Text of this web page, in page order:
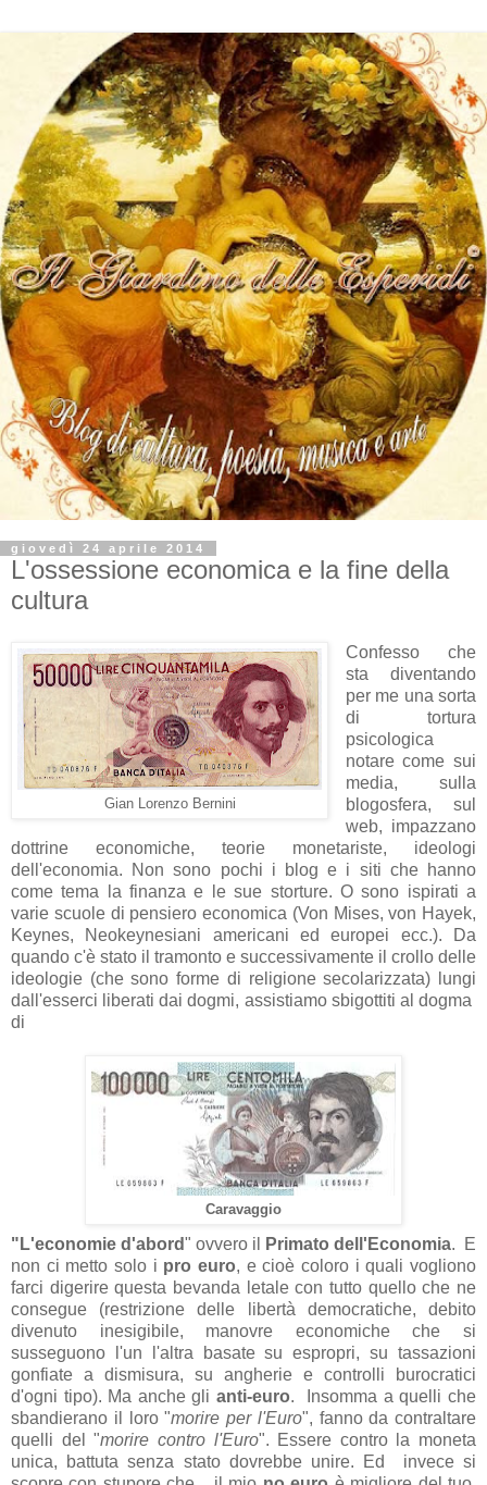
giovedì 24 aprile 2014
L'ossessione economica e la fine della
cultura
Gian Lorenzo Bernini
Confesso che
sta diventando
per me una sorta
di tortura
psicologica
notare come sui
media, sulla
blogosfera, sul
web, impazzano
dottrine economiche, teorie monetariste, ideologi
dell'economia. Non sono pochi i blog e i siti che hanno
come tema la finanza e le sue storture. O sono ispirati a
varie scuole di pensiero economica (Von Mises, von Hayek,
Keynes, Neokeynesiani americani ed europei ecc.). Da
quando c'è stato il tramonto e successivamente il crollo delle
ideologie (che sono forme di religione secolarizzata) lungi
dall'esserci liberati dai dogmi, assistiamo sbigottiti al dogma
di
Caravaggio
" L'economie d'abord" ovvero il Primato dell'Economia. E
non ci metto solo i pro euro, e cioè coloro i quali vogliono
farci digerire questa bevanda letale con tutto quello che ne
consegue (restrizione delle libertà democratiche, debito
divenuto inesigibile, manovre economiche che si
susseguono l'un l'altra basate su espropri, su tassazioni
gonfiate a dismisura, su angherie e controlli burocratici
d'ogni tipo). Ma anche gli anti-euro. Insomma a quelli che
sbandierano il loro "morire per l'Euro", fanno da contraltare
quelli del "morire contro l'Euro". Essere contro la moneta
unica, battuta senza stato dovrebbe unire. Ed invece si